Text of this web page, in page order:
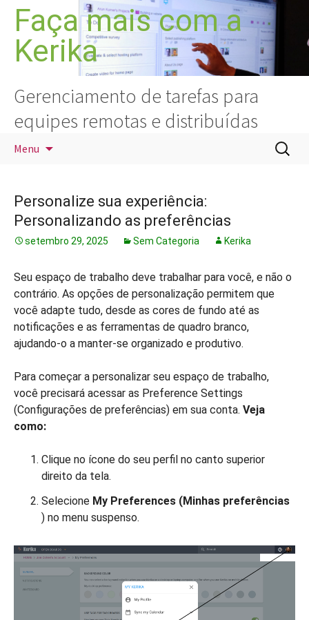
Pular
para
conteúdo
Faça mais com a
Kerika
Gerenciamento de tarefas para
equipes remotas e distribuídas
Menu
por:
Personalize sua experiência:
Personalizando as preferências
setembro 29, 2025 Sem Categoria Kerika
Seu espaço de trabalho deve trabalhar para você, e não o
contrário. As opções de personalização permitem que
você adapte tudo, desde as cores de fundo até as
notificações e as ferramentas de quadro branco,
ajudando-o a manter-se organizado e produtivo.
Para começar a personalizar seu espaço de trabalho,
você precisará acessar as Preference Settings
(Configurações de preferências) em sua conta. Veja
como:
Clique no ícone do seu perfil no canto superior
direito da tela.
Selecione My Preferences (Minhas preferências
) no menu suspenso.